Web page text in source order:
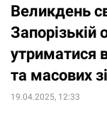
Великдень
Запорізькій
утриматися
та масових
19.04.2025, 12:33